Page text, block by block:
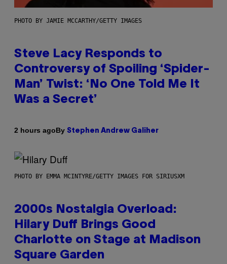
PHOTO BY JAMIE MCCARTHY/GETTY IMAGES
Steve Lacy Responds to
Controversy of Spoiling ‘Spider-
Man’ Twist: ‘No One Told Me It
Was a Secret’
2 hours agoBy Stephen Andrew Galiher
PHOTO BY EMMA MCINTYRE/GETTY IMAGES FOR SIRIUSXM
2000s Nostalgia Overload:
Hilary Duff Brings Good
Charlotte on Stage at Madison
Square Garden